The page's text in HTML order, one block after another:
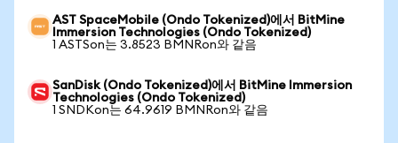
AST SpaceMobile (Ondo Tokenized)에서 BitMine
Immersion Technologies (Ondo Tokenized)
1 ASTSon는 3.8523 BMNRon와 같음
SanDisk (Ondo Tokenized)에서 BitMine Immersion
Technologies (Ondo Tokenized)
1 SNDKon는 64.9619 BMNRon와 같음